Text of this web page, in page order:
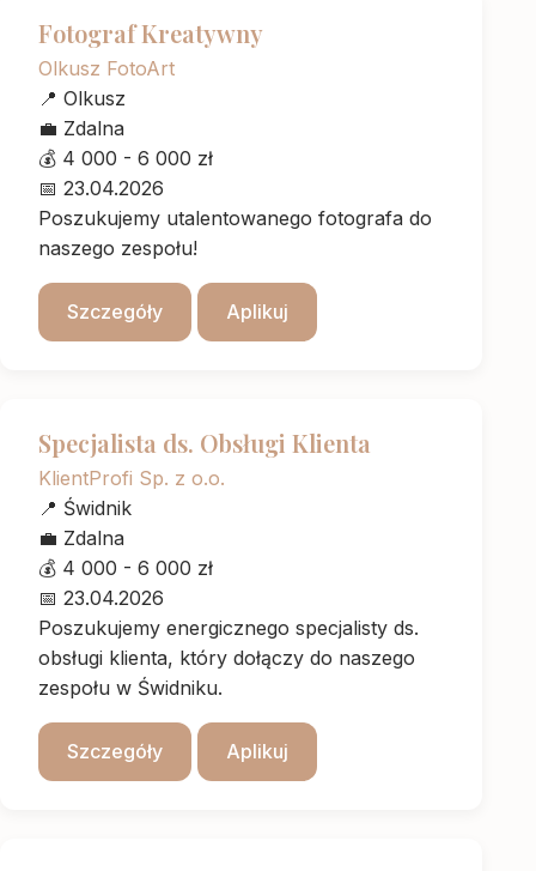
Fotograf Kreatywny
Olkusz FotoArt
📍 Olkusz
💼 Zdalna
💰 4 000 - 6 000 zł
📅 23.04.2026
Poszukujemy utalentowanego fotografa do
naszego zespołu!
Szczegóły Aplikuj
Specjalista ds. Obsługi Klienta
KlientProfi Sp. z o.o.
📍 Świdnik
💼 Zdalna
💰 4 000 - 6 000 zł
📅 23.04.2026
Poszukujemy energicznego specjalisty ds.
obsługi klienta, który dołączy do naszego
zespołu w Świdniku.
Szczegóły Aplikuj